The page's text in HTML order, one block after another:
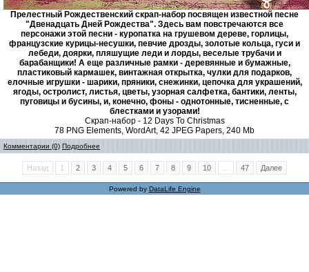
Прелестный Рождественский скрап-набор посвящен известной песне
"Двенадцать Дней Рождества". Здесь вам повстречаются все
персонажи этой песни - куропатка на грушевом дереве, горлицы,
французские курицы-несушки, певчие дрозды, золотые кольца, гуси и
лебеди, доярки, пляшущие леди и лорды, веселые трубачи и
барабанщики! А еще различные рамки - деревянные и бумажные,
пластиковый кармашек, винтажная открытка, чулки для подарков,
елочные игрушки - шарики, пряники, снежинки, цепочка для украшений,
ягоды, остролист, листья, цветы, узорная салфетка, бантики, ленты,
пуговицы и бусины, и, конечно, фоны - однотонные, тисненные, с
блестками и узорами!
Скрап-набор - 12 Days To Christmas
78 PNG Elements, WordArt, 42 JPEG Papers, 240 Mb
Комментарии (0) Подробнее
Назад 1 2 3 4 5 6 7 8 9 10 47 Далее
Powered by DataLife Engine